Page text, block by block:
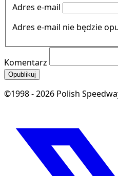
Adres e-mail
Adres e-mail nie będzie
Komentarz
Opublikuj
©1998 - 2026 Polish